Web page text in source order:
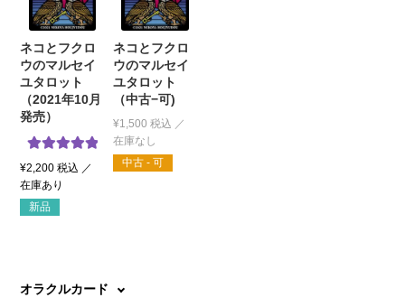
ネコとフクロ
ウのマルセイ
ユタロット
（2021年10月
発売）
5段階中5.00
の評価
¥2,200 税込
新品
ネコとフクロ
ウのマルセイ
ユタロット
（中古−可)
¥1,500 税込
中古 - 可
オラクルカード